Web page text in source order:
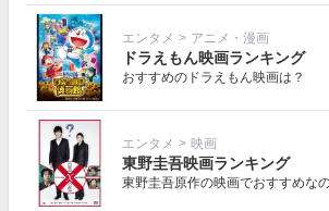
エンタメ > アニメ・漫画
ドラえもん映画ランキング
おすすめのドラえもん映画は？
エンタメ > 映画
東野圭吾映画ランキング
東野圭吾原作の映画でおすすめな